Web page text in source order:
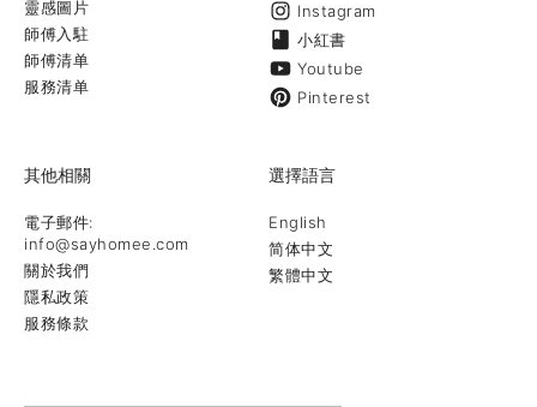
靈感圖片
師傅入駐
師傅清单
服務清单
Instagram
小紅書
Youtube
Pinterest
其他相關
電子郵件:
info@sayhomee.com
關於我們
隱私政策
服務條款
選擇語言
English
简体中文
繁體中文